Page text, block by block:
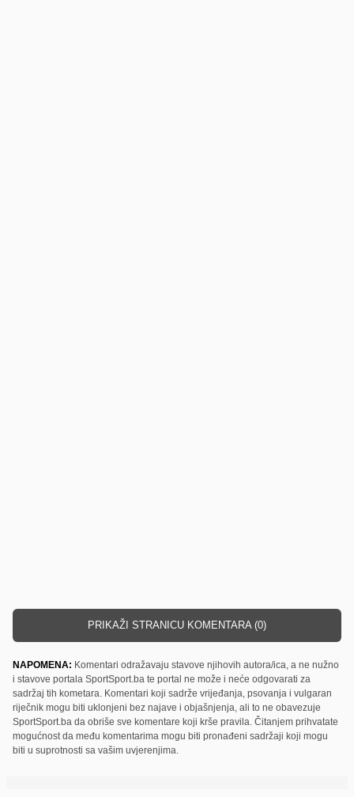
PRIKAŽI STRANICU KOMENTARA (0)
NAPOMENA: Komentari odražavaju stavove njihovih autora/ica, a ne nužno
i stavove portala SportSport.ba te portal ne može i neće odgovarati za
sadržaj tih kometara. Komentari koji sadrže vrijeđanja, psovanja i vulgaran
riječnik mogu biti uklonjeni bez najave i objašnjenja, ali to ne obavezuje
SportSport.ba da obriše sve komentare koji krše pravila. Čitanjem prihvatate
mogućnost da među komentarima mogu biti pronađeni sadržaji koji mogu
biti u suprotnosti sa vašim uvjerenjima.